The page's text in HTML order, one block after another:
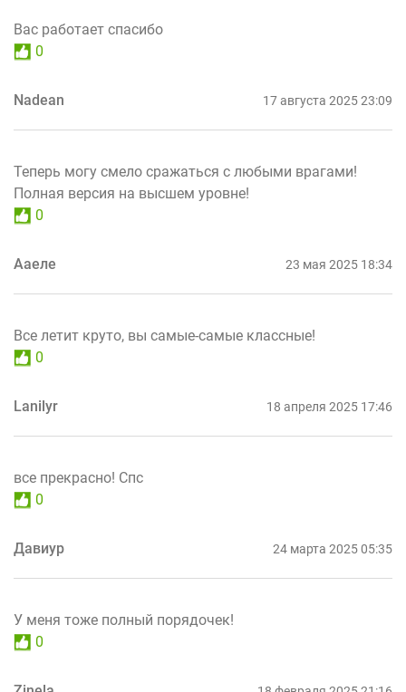
Вас работает спасибо
0
Nadean 17 августа 2025 23:09
Теперь могу смело сражаться с любыми врагами!
Полная версия на высшем уровне!
0
Ааеле 23 мая 2025 18:34
Все летит круто, вы самые-самые классные!
0
Lanilyr 18 апреля 2025 17:46
все прекрасно! Спс
0
Давиур 24 марта 2025 05:35
У меня тоже полный порядочек!
0